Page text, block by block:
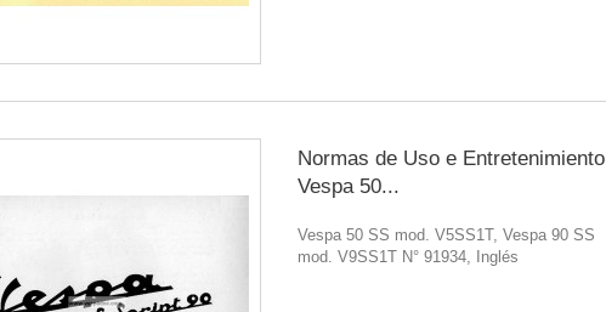
Normas de Uso e Entretenimiento
Vespa 50...
Vespa 50 SS mod. V5SS1T, Vespa 90 SS
mod. V9SS1T N° 91934, Inglés